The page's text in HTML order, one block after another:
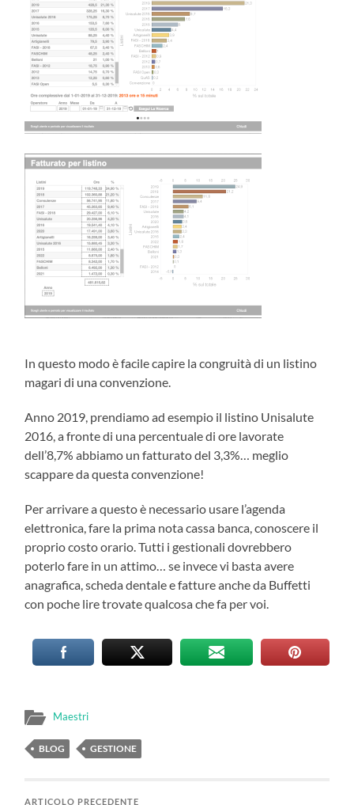
In questo modo è facile capire la congruità di un listino
magari di una convenzione.
Anno 2019, prendiamo ad esempio il listino Unisalute
2016, a fronte di una percentuale di ore lavorate
dell’8,7% abbiamo un fatturato del 3,3%… meglio
scappare da questa convenzione!
Per arrivare a questo è necessario usare l’agenda
elettronica, fare la prima nota cassa banca, conoscere il
proprio costo orario. Tutti i gestionali dovrebbero
poterlo fare in un attimo… se invece vi basta avere
anagrafica, scheda dentale e fatture anche da Buffetti
con poche lire trovate qualcosa che fa per voi.
Maestri
BLOG GESTIONE
ARTICOLO PRECEDENTE